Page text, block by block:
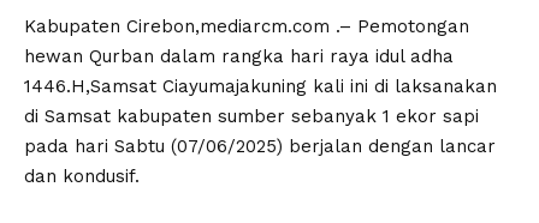
Kabupaten Cirebon,mediarcm.com .– Pemotongan
hewan Qurban dalam rangka hari raya idul adha
1446.H,Samsat Ciayumajakuning kali ini di laksanakan
di Samsat kabupaten sumber sebanyak 1 ekor sapi
pada hari Sabtu (07/06/2025) berjalan dengan lancar
dan kondusif.